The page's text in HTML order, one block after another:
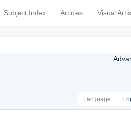
Subject Index Articles Visual
Language: